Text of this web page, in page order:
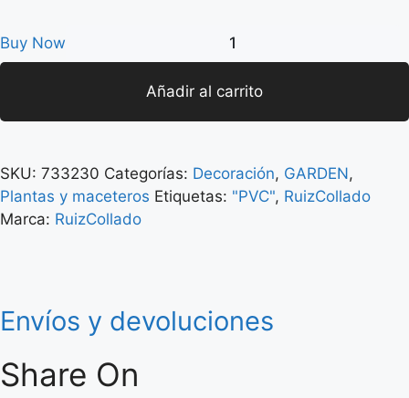
Buy Now
Añadir al carrito
SKU: 733230 Categorías: Decoración, GARDEN,
Plantas y maceteros Etiquetas: "PVC", RuizCollado
Marca: RuizCollado
Envíos y devoluciones
Share On